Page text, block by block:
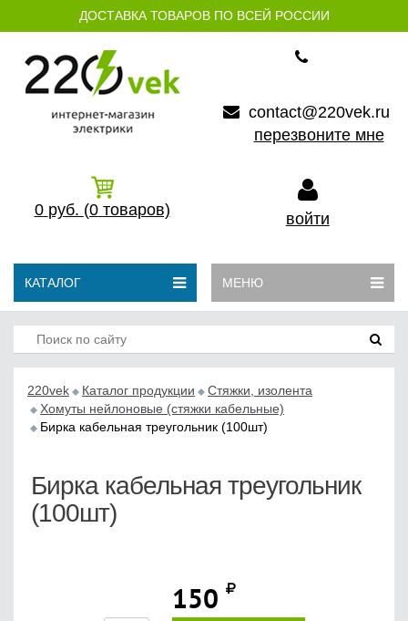
ДОСТАВКА ТОВАРОВ ПО ВСЕЙ РОССИИ
contact@220vek.ru
перезвоните мне
0 руб. (0 товаров) войти
КАТАЛОГ МЕНЮ
220vek Каталог продукции
Стяжки, изолента
Хомуты нейлоновые (стяжки кабельные)
Бирка кабельная треугольник (100шт)
Бирка кабельная треугольник
(100шт)
150